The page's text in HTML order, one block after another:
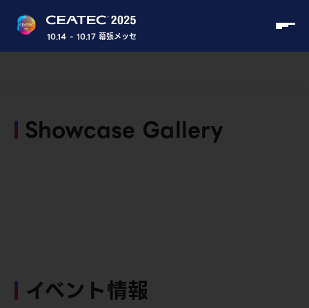
10.14 - 10.17 幕張メッセ
Showcase Gallery
イベント情報